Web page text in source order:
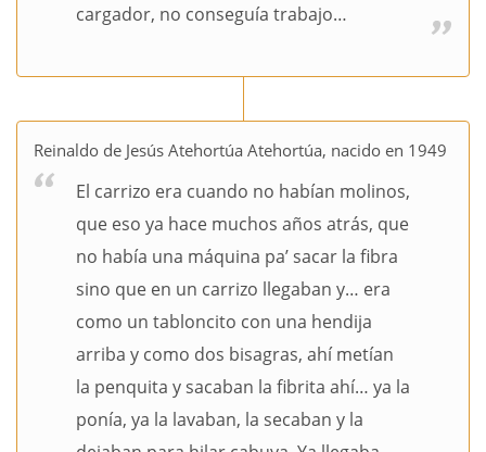
cargador, no conseguía trabajo…
Reinaldo de Jesús Atehortúa Atehortúa, nacido en 1949
El carrizo era cuando no habían molinos,
que eso ya hace muchos años atrás, que
no había una máquina pa’ sacar la fibra
sino que en un carrizo llegaban y… era
como un tabloncito con una hendija
arriba y como dos bisagras, ahí metían
la penquita y sacaban la fibrita ahí… ya la
ponía, ya la lavaban, la secaban y la